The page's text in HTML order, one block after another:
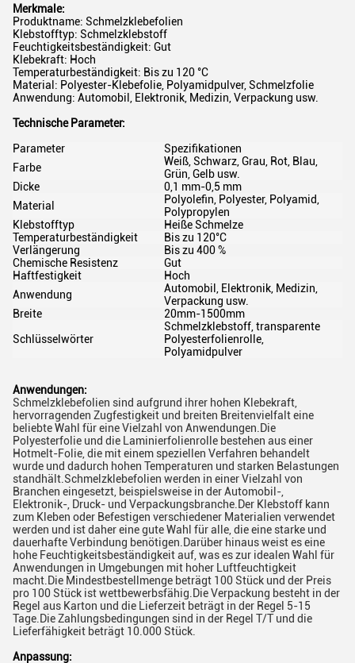
Merkmale:
Produktname: Schmelzklebefolien
Klebstofftyp: Schmelzklebstoff
Feuchtigkeitsbeständigkeit: Gut
Klebekraft: Hoch
Temperaturbeständigkeit: Bis zu 120 °C
Material: Polyester-Klebefolie, Polyamidpulver, Schmelzfolie
Anwendung: Automobil, Elektronik, Medizin, Verpackung usw.
Technische Parameter:
Parameter
Spezifikationen
Farbe
Weiß, Schwarz, Grau, Rot, Blau,
Grün, Gelb usw.
Dicke
0,1 mm-0,5 mm
Material
Polyolefin, Polyester, Polyamid,
Polypropylen
Klebstofftyp
Heiße Schmelze
Temperaturbeständigkeit
Bis zu 120°C
Verlängerung
Bis zu 400 %
Chemische Resistenz
Gut
Haftfestigkeit
Hoch
Anwendung
Automobil, Elektronik, Medizin,
Verpackung usw.
Breite
20mm-1500mm
Schlüsselwörter
Schmelzklebstoff, transparente
Polyesterfolienrolle,
Polyamidpulver
Anwendungen:
Schmelzklebefolien sind aufgrund ihrer hohen Klebekraft,
hervorragenden Zugfestigkeit und breiten Breitenvielfalt eine
beliebte Wahl für eine Vielzahl von Anwendungen.Die
Polyesterfolie und die Laminierfolienrolle bestehen aus einer
Hotmelt-Folie, die mit einem speziellen Verfahren behandelt
wurde und dadurch hohen Temperaturen und starken Belastungen
standhält.Schmelzklebefolien werden in einer Vielzahl von
Branchen eingesetzt, beispielsweise in der Automobil-,
Elektronik-, Druck- und Verpackungsbranche.Der Klebstoff kann
zum Kleben oder Befestigen verschiedener Materialien verwendet
werden und ist daher eine gute Wahl für alle, die eine starke und
dauerhafte Verbindung benötigen.Darüber hinaus weist es eine
hohe Feuchtigkeitsbeständigkeit auf, was es zur idealen Wahl für
Anwendungen in Umgebungen mit hoher Luftfeuchtigkeit
macht.Die Mindestbestellmenge beträgt 100 Stück und der Preis
pro 100 Stück ist wettbewerbsfähig.Die Verpackung besteht in der
Regel aus Karton und die Lieferzeit beträgt in der Regel 5-15
Tage.Die Zahlungsbedingungen sind in der Regel T/T und die
Lieferfähigkeit beträgt 10.000 Stück.
Anpassung: